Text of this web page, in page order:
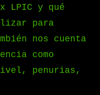
LPIC y qué
para
nos cuenta
como
penurias,